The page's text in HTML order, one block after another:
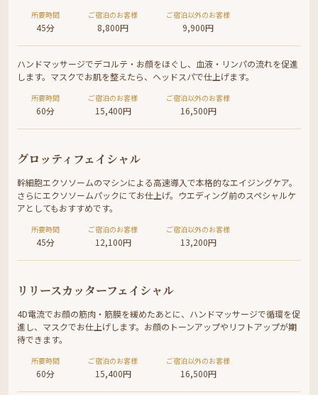
所要時間
45分
ご宿泊のお客様
8,800円
ご宿泊以外のお客様
9,900円
ハンドマッサージでデコルテ・お顔をほぐし、血液・リンパの流れを促進
します。マスクでお肌を整えたら、ヘッドスパで仕上げます。
所要時間
60分
ご宿泊のお客様
15,400円
ご宿泊以外のお客様
16,500円
グロッティフェイシャル
幹細胞エクソソームのマシンによる高速導入で本格的なエイジングケア。
さらにエクソソームパックにてお仕上げ。ウエディング前のスペシャルケ
アとしてもおすすめです。
所要時間
45分
ご宿泊のお客様
12,100円
ご宿泊以外のお客様
13,200円
リリースカッターフェイシャル
4D電流でお顔の筋肉・筋膜を緩めたあとに、ハンドマッサージで循環を促
進し、マスクでお仕上げします。お顔のトーンアップやリフトアップが期
待できます。
所要時間
60分
ご宿泊のお客様
15,400円
ご宿泊以外のお客様
16,500円